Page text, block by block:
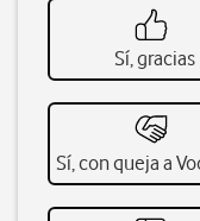
Sí, gracias
Sí, con queja a